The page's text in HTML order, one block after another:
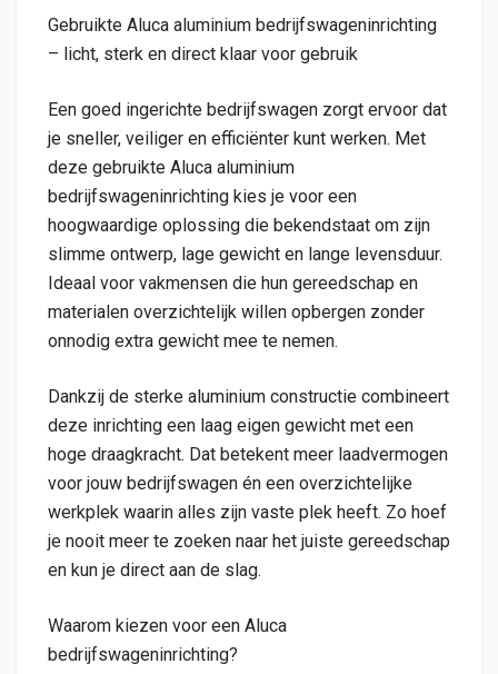
Gebruikte Aluca aluminium bedrijfswageninrichting
– licht, sterk en direct klaar voor gebruik
Een goed ingerichte bedrijfswagen zorgt ervoor dat
je sneller, veiliger en efficiënter kunt werken. Met
deze gebruikte Aluca aluminium
bedrijfswageninrichting kies je voor een
hoogwaardige oplossing die bekendstaat om zijn
slimme ontwerp, lage gewicht en lange levensduur.
Ideaal voor vakmensen die hun gereedschap en
materialen overzichtelijk willen opbergen zonder
onnodig extra gewicht mee te nemen.
Dankzij de sterke aluminium constructie combineert
deze inrichting een laag eigen gewicht met een
hoge draagkracht. Dat betekent meer laadvermogen
voor jouw bedrijfswagen én een overzichtelijke
werkplek waarin alles zijn vaste plek heeft. Zo hoef
je nooit meer te zoeken naar het juiste gereedschap
en kun je direct aan de slag.
Waarom kiezen voor een Aluca
bedrijfswageninrichting?